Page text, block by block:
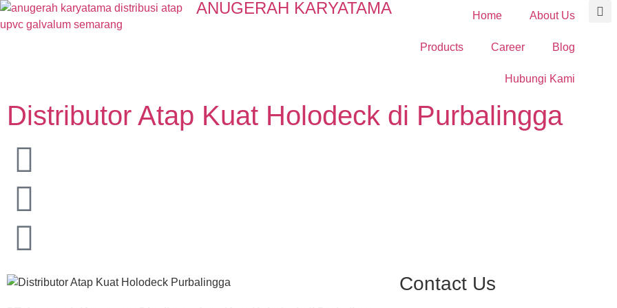
ANUGERAH KARYATAMA Home About Us
Products Career Blog
Hubungi Kami
Distributor Atap Kuat Holodeck di Purbalingga
Contact Us